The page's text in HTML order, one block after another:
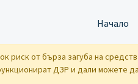
Начало
риск от бърза загуба на
ДЗР и дали можете